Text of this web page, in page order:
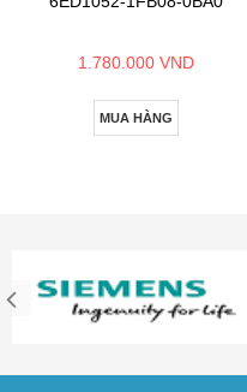
1.780.000 VND
MUA HÀNG